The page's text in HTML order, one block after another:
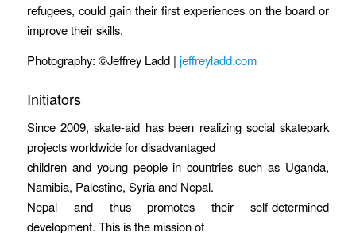
refugees, could gain their first experiences on the board or
improve their skills.
Photography: ©Jeffrey Ladd | jeffreyladd.com
Initiators
Since 2009, skate-aid has been realizing social skatepark
projects worldwide for disadvantaged
children and young people in countries such as Uganda,
Namibia, Palestine, Syria and Nepal.
Nepal and thus promotes their self-determined
development. This is the mission of